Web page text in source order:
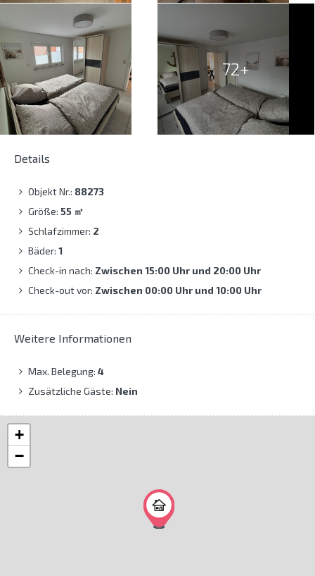
72+
Details
Objekt Nr.: 88273
Größe: 55 ㎡
Schlafzimmer: 2
Bäder: 1
Check-in nach: Zwischen 15:00 Uhr und 20:00 Uhr
Check-out vor: Zwischen 00:00 Uhr und 10:00 Uhr
Weitere Informationen
Max. Belegung: 4
Zusätzliche Gäste: Nein
+
−